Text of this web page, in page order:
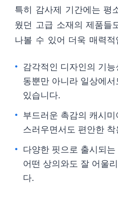
특히 감사제 기간에는 평
웠던 고급 소재의 제품들
나볼 수 있어 더욱 매력적
감각적인 디자인의 기
동뿐만 아니라 일상에
있습니다.
부드러운 촉감의 캐시
스러우면서도 편안한
다양한 핏으로 출시되
어떤 상의와도 잘 어울
다.